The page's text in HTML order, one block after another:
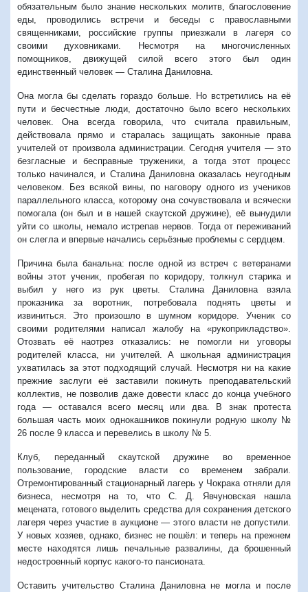
обязательным было знание нескольких молитв, благословение
еды, проводились встречи и беседы с православными
священниками, российские группы приезжали в лагеря со
своими духовниками. Несмотря на многочисленных
помощников, движущей силой всего этого был один
единственный человек — Сталина Даниловна.
Она могла бы сделать гораздо больше. Но встретились на её
пути и бесчестные люди, достаточно было всего нескольких
человек. Она всегда говорила, что считала правильным,
действовала прямо и старалась защищать законные права
учителей от произвола администрации. Сегодня учителя — это
безгласные и бесправные труженики, а тогда этот процесс
только начинался, и Сталина Даниловна оказалась неугодным
человеком. Без всякой вины, по наговору одного из учеников
параллельного класса, которому она сочувствовала и всячески
помогала (он был и в нашей скаутской дружине), её вынудили
уйти со школы, немало истрепав нервов. Тогда от переживаний
он слегла и впервые начались серьёзные проблемы с сердцем.
Причина была банальна: после одной из встреч с ветеранами
войны этот ученик, пробегая по коридору, толкнул старика и
выбил у него из рук цветы. Сталина Даниловна взяла
проказника за воротник, потребовала поднять цветы и
извиниться. Это произошло в шумном коридоре. Ученик со
своими родителями написал жалобу на «рукоприкладство».
Отозвать её наотрез отказались: не помогли ни уговоры
родителей класса, ни учителей. А школьная администрация
ухватилась за этот подходящий случай. Несмотря ни на какие
прежние заслуги её заставили покинуть преподавательский
коллектив, не позволив даже довести класс до конца учебного
года — оставался всего месяц или два. В знак протеста
большая часть моих однокашников покинули родную школу №
26 после 9 класса и перевелись в школу № 5.
Клуб, переданный скаутской дружине во временное
пользование, городские власти со временем забрали.
Отремонтированный стационарный лагерь у Чокрака отняли для
бизнеса, несмотря на то, что С. Д. Явчуновская нашла
мецената, готового выделить средства для сохранения детского
лагеря через участие в аукционе — этого власти не допустили.
У новых хозяев, однако, бизнес не пошёл: и теперь на прежнем
месте находятся лишь печальные развалины, да брошенный
недостроенный корпус какого-то пансионата.
Оставить учительство Сталина Даниловна не могла и после